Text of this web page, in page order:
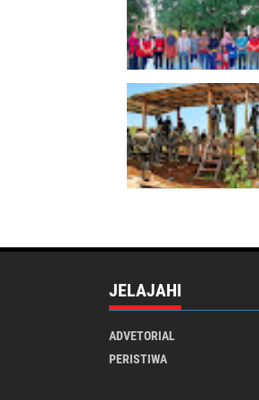
JELAJAHI
ADVETORIAL
PERISTIWA